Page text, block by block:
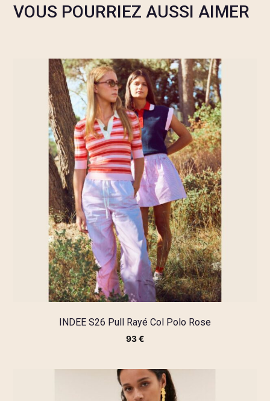
VOUS POURRIEZ AUSSI AIMER
INDEE S26 Pull Rayé Col Polo Rose
93€